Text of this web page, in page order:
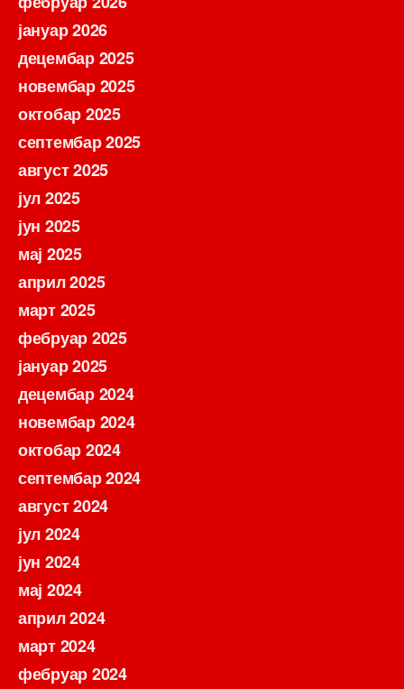
јануар 2026
децембар 2025
новембар 2025
октобар 2025
септембар 2025
август 2025
јул 2025
јун 2025
мај 2025
април 2025
март 2025
фебруар 2025
јануар 2025
децембар 2024
новембар 2024
октобар 2024
септембар 2024
август 2024
јул 2024
јун 2024
мај 2024
април 2024
март 2024
фебруар 2024